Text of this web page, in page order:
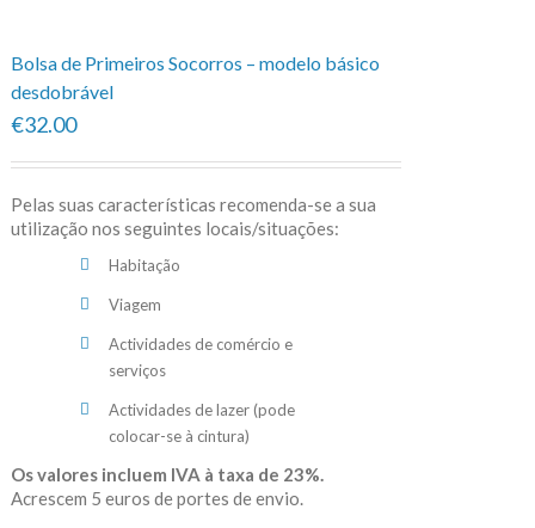
Bolsa de Primeiros Socorros – modelo básico
desdobrável
€32.00
Pelas suas características recomenda-se a sua
utilização nos seguintes locais/situações:
Habitação
Viagem
Actividades de comércio e
serviços
Actividades de lazer (pode
colocar-se à cintura)
Os valores incluem IVA à taxa de 23%.
Acrescem 5 euros de portes de envio.